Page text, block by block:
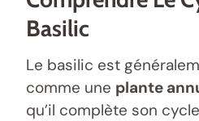
Basilic
Le basilic est
comme une plante
qu’il complète son